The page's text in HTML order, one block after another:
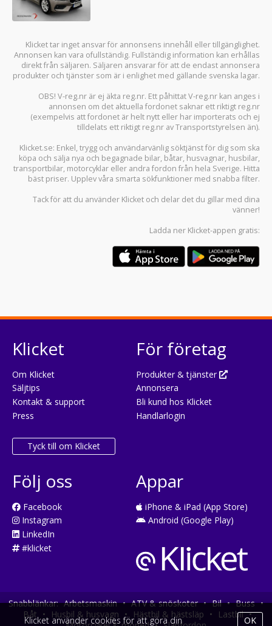
Klicket tar inget ansvar för annonsens innehåll eller tillgänglighet.
Annonsen kan vara ofullständig. Fullständig information kan erhållas
direkt från säljaren. Säljaren ansvarar för att de endast annonsera
produkter och tjänster som är i enlighet med gällande svenska lagar.
OBS! V-reg.nr är ej äkta reg.nr. Ett påhittat V-reg.nr kan anges i
annonsen om det aktuella fordonet saknar ett riktigt reg.nr
(exempelvis att fordonet är helt nytt eller har importerats och ej
tilldelats ett riktigt reg.nr av Transportstyrelsen än).
Klicket.se: Enkel, trygg och användarvänlig söktjänst för dig som ska
köpa och sälja nya och begagnade bilar, båtar, husvagnar, husbilar,
transportbilar, motorcyklar eller andra fordon från hela Sverige. Hitta
bäst priser. Upplev våra smarta sökfunktioner med snabba filter.
Tack för att du använder Klicket och delar det du gillar med dina
vänner!
Ladda ner Klicket-appen gratis:
Klicket
Om Klicket
Säljtips
Kontakt & support
Press
Tyck till om Klicket
För företag
Produkter & tjänster
Annonsera
Bli kund hos Klicket
Handlarlogin
Följ oss
Facebook
Instagram
LinkedIn
#klicket
Appar
iPhone & iPad (App Store)
Android (Google Play)
Snabblänkar: Arbetsmaskin • ATV & snöskoter • Bil • Buss •
Båt • Husbil & husvagn • Hästbil & hästsläp • Lastbil •
Klicket använder cookies för att göra din
OK